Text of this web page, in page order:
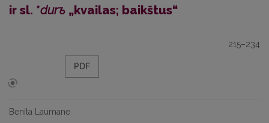
ir sl. *durъ „kvailas; baikštus“
215–234
PDF
Benita Laumane